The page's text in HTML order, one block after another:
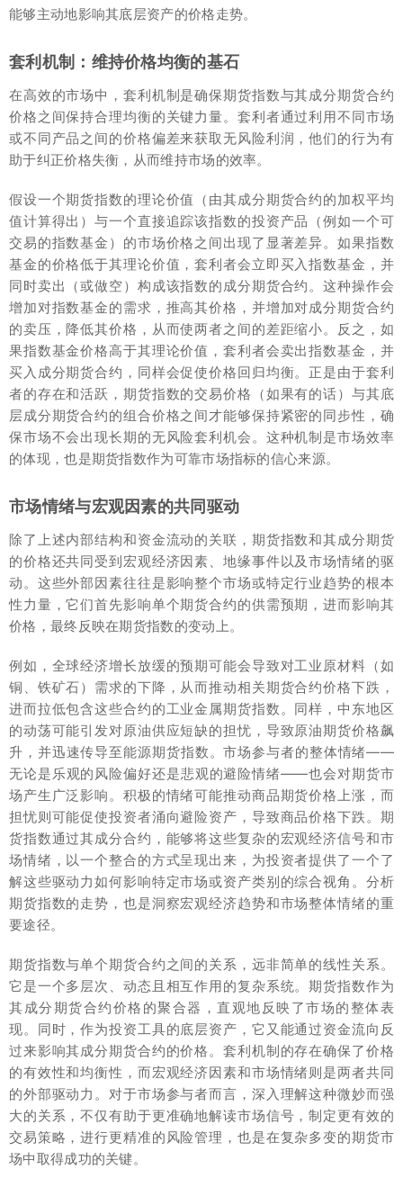
能够主动地影响其底层资产的价格走势。
套利机制：维持价格均衡的基石
在高效的市场中，套利机制是确保期货指数与其成分期货合约
价格之间保持合理均衡的关键力量。套利者通过利用不同市场
或不同产品之间的价格偏差来获取无风险利润，他们的行为有
助于纠正价格失衡，从而维持市场的效率。
假设一个期货指数的理论价值（由其成分期货合约的加权平均
值计算得出）与一个直接追踪该指数的投资产品（例如一个可
交易的指数基金）的市场价格之间出现了显著差异。如果指数
基金的价格低于其理论价值，套利者会立即买入指数基金，并
同时卖出（或做空）构成该指数的成分期货合约。这种操作会
增加对指数基金的需求，推高其价格，并增加对成分期货合约
的卖压，降低其价格，从而使两者之间的差距缩小。反之，如
果指数基金价格高于其理论价值，套利者会卖出指数基金，并
买入成分期货合约，同样会促使价格回归均衡。正是由于套利
者的存在和活跃，期货指数的交易价格（如果有的话）与其底
层成分期货合约的组合价格之间才能够保持紧密的同步性，确
保市场不会出现长期的无风险套利机会。这种机制是市场效率
的体现，也是期货指数作为可靠市场指标的信心来源。
市场情绪与宏观因素的共同驱动
除了上述内部结构和资金流动的关联，期货指数和其成分期货
的价格还共同受到宏观经济因素、地缘事件以及市场情绪的驱
动。这些外部因素往往是影响整个市场或特定行业趋势的根本
性力量，它们首先影响单个期货合约的供需预期，进而影响其
价格，最终反映在期货指数的变动上。
例如，全球经济增长放缓的预期可能会导致对工业原材料（如
铜、铁矿石）需求的下降，从而推动相关期货合约价格下跌，
进而拉低包含这些合约的工业金属期货指数。同样，中东地区
的动荡可能引发对原油供应短缺的担忧，导致原油期货价格飙
升，并迅速传导至能源期货指数。市场参与者的整体情绪——
无论是乐观的风险偏好还是悲观的避险情绪——也会对期货市
场产生广泛影响。积极的情绪可能推动商品期货价格上涨，而
担忧则可能促使投资者涌向避险资产，导致商品价格下跌。期
货指数通过其成分合约，能够将这些复杂的宏观经济信号和市
场情绪，以一个整合的方式呈现出来，为投资者提供了一个了
解这些驱动力如何影响特定市场或资产类别的综合视角。分析
期货指数的走势，也是洞察宏观经济趋势和市场整体情绪的重
要途径。
期货指数与单个期货合约之间的关系，远非简单的线性关系。
它是一个多层次、动态且相互作用的复杂系统。期货指数作为
其成分期货合约价格的聚合器，直观地反映了市场的整体表
现。同时，作为投资工具的底层资产，它又能通过资金流向反
过来影响其成分期货合约的价格。套利机制的存在确保了价格
的有效性和均衡性，而宏观经济因素和市场情绪则是两者共同
的外部驱动力。对于市场参与者而言，深入理解这种微妙而强
大的关系，不仅有助于更准确地解读市场信号，制定更有效的
交易策略，进行更精准的风险管理，也是在复杂多变的期货市
场中取得成功的关键。